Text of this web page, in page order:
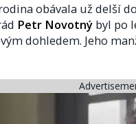
obávala už delší
Petr Novotný byl po
dohledem. Jeho